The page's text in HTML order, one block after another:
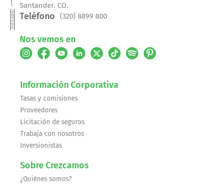
Santander. CO.
Teléfono (320) 8899 800
Nos vemos en
Información Corporativa
Tasas y comisiones
Proveedores
Licitación de seguros
Trabaja con nosotros
Inversionistas
Sobre Crezcamos
¿Quiénes somos?